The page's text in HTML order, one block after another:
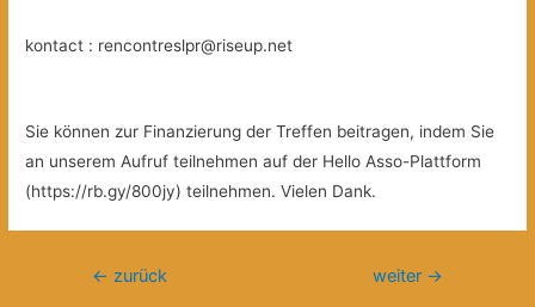
kontact : rencontreslpr@riseup.net
Sie können zur Finanzierung der Treffen beitragen, indem Sie
an unserem Aufruf teilnehmen auf der Hello Asso-Plattform
(https://rb.gy/800jy) teilnehmen. Vielen Dank.
Beitragsnavigation
← zurück weiter →